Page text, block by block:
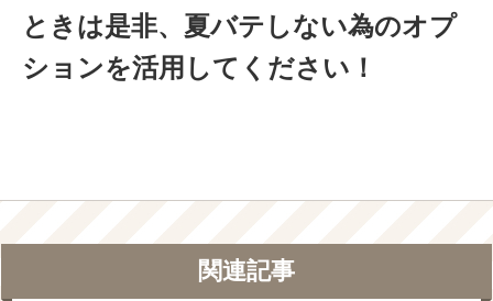
ときは是非、夏バテしない為のオプ
ションを活用してください！
関連記事